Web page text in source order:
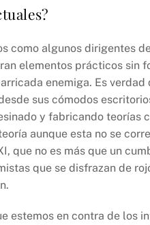
como algunos dirigentes
elementos prácticos sin
enemiga. Es
sus cómodos
y fabricando teorías
aunque esta no se
que no es más que un
que se disfrazan de
estemos en contra de los